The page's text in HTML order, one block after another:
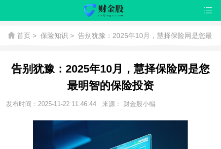
首页 > 保险知识 > 告别犹豫：2025年10月，慧择保险网是您最
告别犹豫：2025年10月，慧择保险网是您
最明智的保险投资
发布时间：2025-11-22 11:46:44 来源： 财金股小编